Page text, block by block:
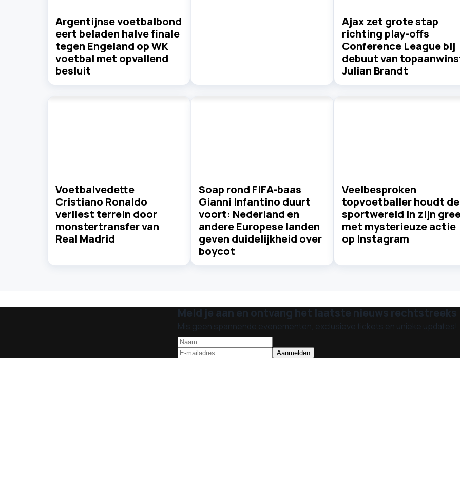
Argentijnse voetbalbond
eert beladen halve finale
tegen Engeland op WK
voetbal met opvallend
besluit
Ajax zet grote stap
richting play-offs
Conference League bij
debuut van
Julian Brandt
Voetbalvedette
Cristiano Ronaldo
verliest terrein door
monstertransfer van
Real Madrid
Soap rond FIFA-baas
Gianni Infantino duurt
voort: Nederland en
andere Europese landen
geven duidelijkheid over
boycot
Veelbesproken
topvoetballer houdt de
sportwereld in zijn
met mysterieuze actie
op Instagram
Meld je aan en ontvang het laatste nieuws rechtstreeks
Mis geen spannende evenementen, exclusieve tickets en unieke updates!